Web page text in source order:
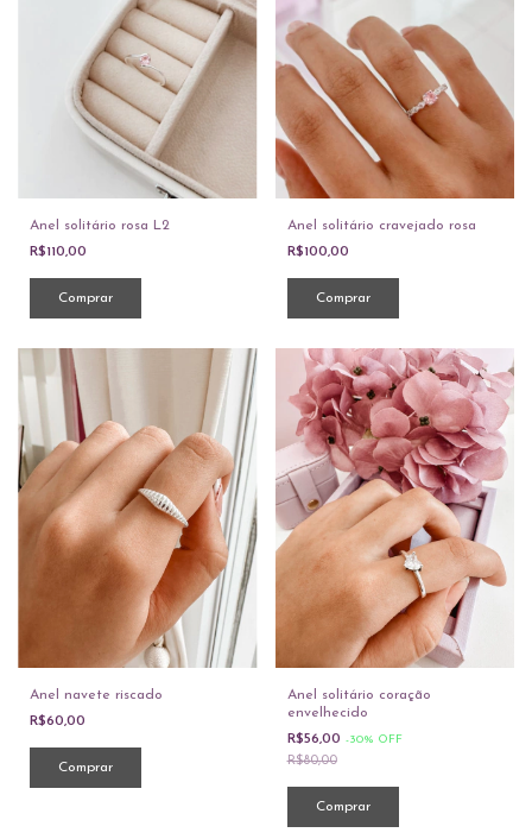
Anel solitário rosa L2
R$110,00
Comprar
Anel solitário cravejado rosa
R$100,00
Comprar
Anel navete riscado
R$60,00
Comprar
Anel solitário coração
envelhecido
R$56,00 -30% OFF
R$80,00
Comprar